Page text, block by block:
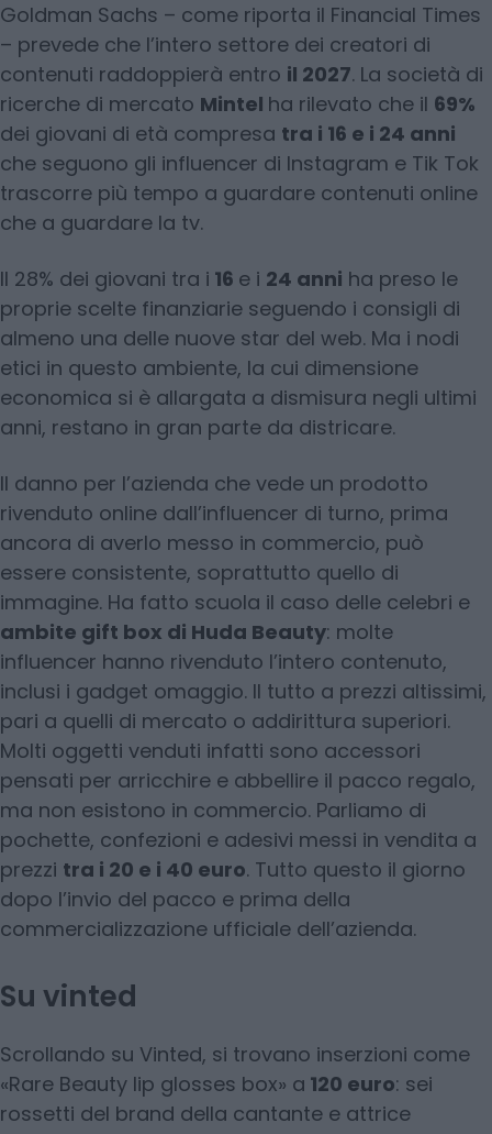
Goldman Sachs – come riporta il Financial Times
– prevede che l’intero settore dei creatori di
contenuti raddoppierà entro il 2027. La società di
ricerche di mercato Mintel ha rilevato che il 69%
dei giovani di età compresa tra i 16 e i 24 anni
che seguono gli influencer di Instagram e Tik Tok
trascorre più tempo a guardare contenuti online
che a guardare la tv.
Il 28% dei giovani tra i 16 e i 24 anni ha preso le
proprie scelte finanziarie seguendo i consigli di
almeno una delle nuove star del web. Ma i nodi
etici in questo ambiente, la cui dimensione
economica si è allargata a dismisura negli ultimi
anni, restano in gran parte da districare.
Il danno per l’azienda che vede un prodotto
rivenduto online dall’influencer di turno, prima
ancora di averlo messo in commercio, può
essere consistente, soprattutto quello di
immagine. Ha fatto scuola il caso delle celebri e
ambite gift box di Huda Beauty: molte
influencer hanno rivenduto l’intero contenuto,
inclusi i gadget omaggio. Il tutto a prezzi altissimi,
pari a quelli di mercato o addirittura superiori.
Molti oggetti venduti infatti sono accessori
pensati per arricchire e abbellire il pacco regalo,
ma non esistono in commercio. Parliamo di
pochette, confezioni e adesivi messi in vendita a
prezzi tra i 20 e i 40 euro. Tutto questo il giorno
dopo l’invio del pacco e prima della
commercializzazione ufficiale dell’azienda.
Su vinted
Scrollando su Vinted, si trovano inserzioni come
«Rare Beauty lip glosses box» a 120 euro: sei
rossetti del brand della cantante e attrice